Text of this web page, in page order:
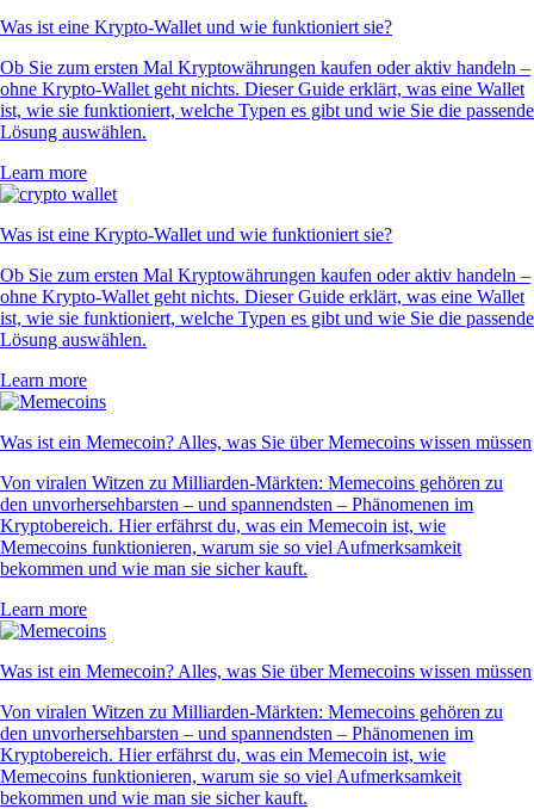
Was ist eine Krypto-Wallet und wie funktioniert sie?
Ob Sie zum ersten Mal Kryptowährungen kaufen oder aktiv handeln –
ohne Krypto-Wallet geht nichts. Dieser Guide erklärt, was eine Wallet
ist, wie sie funktioniert, welche Typen es gibt und wie Sie die passende
Lösung auswählen.
Learn more
Was ist eine Krypto-Wallet und wie funktioniert sie?
Ob Sie zum ersten Mal Kryptowährungen kaufen oder aktiv handeln –
ohne Krypto-Wallet geht nichts. Dieser Guide erklärt, was eine Wallet
ist, wie sie funktioniert, welche Typen es gibt und wie Sie die passende
Lösung auswählen.
Learn more
Was ist ein Memecoin? Alles, was Sie über Memecoins wissen müssen
Von viralen Witzen zu Milliarden-Märkten: Memecoins gehören zu
den unvorhersehbarsten – und spannendsten – Phänomenen im
Kryptobereich. Hier erfährst du, was ein Memecoin ist, wie
Memecoins funktionieren, warum sie so viel Aufmerksamkeit
bekommen und wie man sie sicher kauft.
Learn more
Was ist ein Memecoin? Alles, was Sie über Memecoins wissen müssen
Von viralen Witzen zu Milliarden-Märkten: Memecoins gehören zu
den unvorhersehbarsten – und spannendsten – Phänomenen im
Kryptobereich. Hier erfährst du, was ein Memecoin ist, wie
Memecoins funktionieren, warum sie so viel Aufmerksamkeit
bekommen und wie man sie sicher kauft.